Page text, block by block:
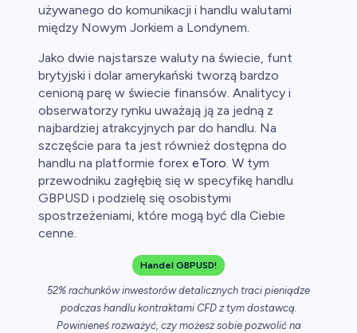
używanego do komunikacji i handlu walutami
między Nowym Jorkiem a Londynem.
Jako dwie najstarsze waluty na świecie, funt
brytyjski i dolar amerykański tworzą bardzo
cenioną parę w świecie finansów. Analitycy i
obserwatorzy rynku uważają ją za jedną z
najbardziej atrakcyjnych par do handlu. Na
szczęście para ta jest również dostępna do
handlu na platformie forex eToro. W tym
przewodniku zagłębię się w specyfikę handlu
GBPUSD i podzielę się osobistymi
spostrzeżeniami, które mogą być dla Ciebie
cenne.
Handel GBPUSD!
52% rachunków inwestorów detalicznych traci pieniądze
podczas handlu kontraktami CFD z tym dostawcą.
Powinieneś rozważyć, czy możesz sobie pozwolić na